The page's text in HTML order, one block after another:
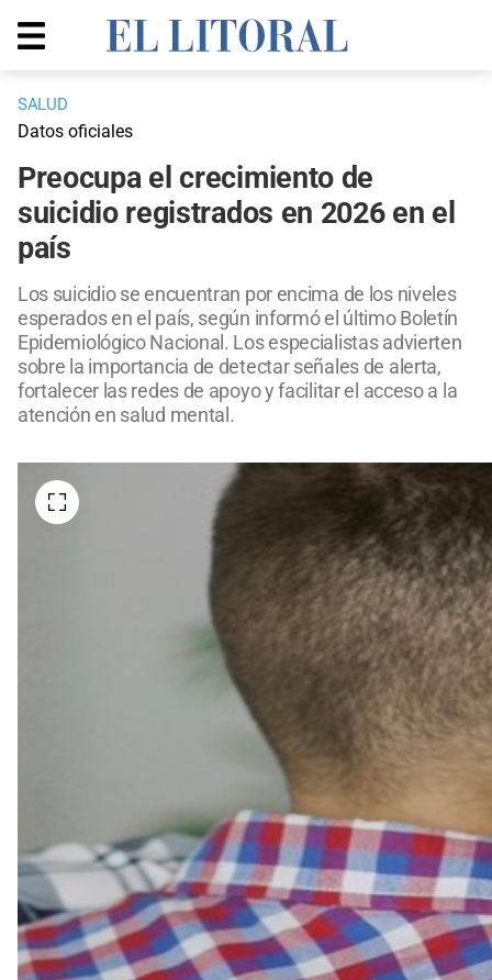
SALUD
Datos oficiales
Preocupa el crecimiento de
suicidio registrados en 2026 en el
país
Los suicidio se encuentran por encima de los niveles
esperados en el país, según informó el último Boletín
Epidemiológico Nacional. Los especialistas advierten
sobre la importancia de detectar señales de alerta,
fortalecer las redes de apoyo y facilitar el acceso a la
atención en salud mental.